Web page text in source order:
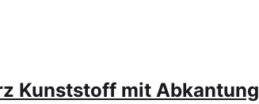
Kunststoff mit Abkantung